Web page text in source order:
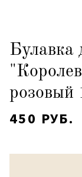
Булавка
розовый
450 РУБ.